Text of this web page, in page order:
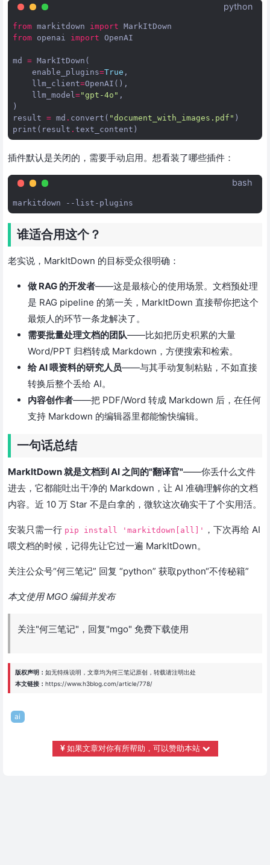
python
from markitdown import MarkItDown
from openai import OpenAI
md = MarkItDown (
enable_plugins=True ,
llm_client=OpenAI (),
llm_model="gpt-4o" ,
)
result = md . convert ( "document_with_images.pdf" )
print ( result . text_content )
插件默认是关闭的，需要手动启用。想看装了哪些插件：
bash
markitdown
谁适合用这个？
老实说，MarkItDown 的目标受众很明确：
做 RAG 的开发者——这是最核心的使用场景。文档预处理
是 RAG pipeline 的第一关，MarkItDown 直接帮你把这个
最烦人的环节一条龙解决了。
需要批量处理文档的团队——比如把历史积累的大量
Word/PPT 归档转成 Markdown，方便搜索和检索。
给 AI 喂资料的研究人员——与其手动复制粘贴，不如直接
转换后整个丢给 AI。
内容创作者——把 PDF/Word 转成 Markdown 后，在任何
支持 Markdown 的编辑器里都能愉快编辑。
一句话总结
MarkItDown 就是文档到 AI 之间的"翻译官"——你丢什么文件
进去，它都能吐出干净的 Markdown，让 AI 准确理解你的文档
内容。近 10 万 Star 不是白拿的，微软这次确实干了个实用活。
安装只需一行 pip install 'markitdown[all]' ，下次再给 AI
喂文档的时候，记得先让它过一遍 MarkItDown。
关注公众号“何三笔记” 回复 “python” 获取python“不传秘籍”
本文使用 MGO 编辑并发布
关注"何三笔记"，回复"mgo" 免费下载使用
版权声明： 如无特殊说明，文章均为何三笔记原创，转载请注明出处
本文链接： https://www.h3blog.com/article/778/
ai
如果文章对你有所帮助，可以赞助本站